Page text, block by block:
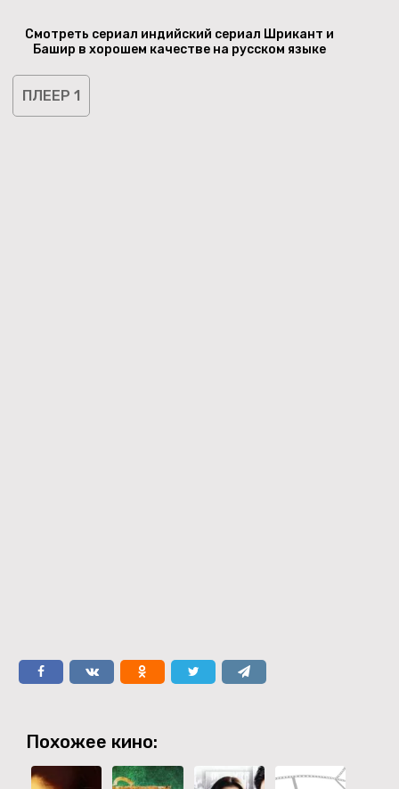
Смотреть сериал индийский сериал Шрикант и
Башир в хорошем качестве на русском языке
ПЛЕЕР 1
Похожее кино: